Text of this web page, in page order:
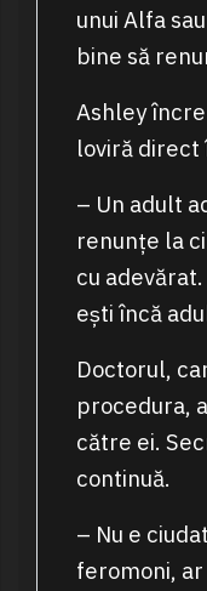
unui Alfa
bine să
Ashley
loviră direct
– Un adult
renunțe la
cu
ești încă
Doctorul,
procedura,
către ei.
continuă.
– Nu e
feromoni,